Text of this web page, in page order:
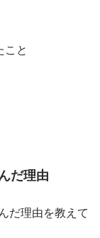
と
だ理由
だ理由を教えて